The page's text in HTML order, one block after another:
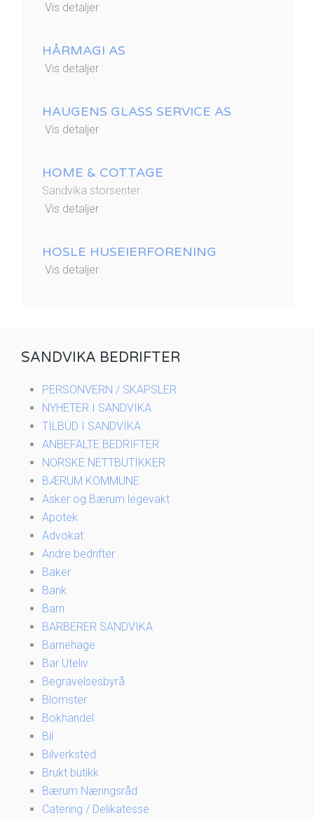
Vis detaljer
HÅRMAGI AS
Vis detaljer
HAUGENS GLASS SERVICE AS
Vis detaljer
HOME & COTTAGE
Sandvika storsenter
Vis detaljer
HOSLE HUSEIERFORENING
Vis detaljer
SANDVIKA BEDRIFTER
PERSONVERN / SKAPSLER
NYHETER I SANDVIKA
TILBUD I SANDVIKA
ANBEFALTE BEDRIFTER
NORSKE NETTBUTIKKER
BÆRUM KOMMUNE
Asker og Bærum legevakt
Apotek
Advokat
Andre bedrifter
Baker
Bank
Barn
BARBERER SANDVIKA
Barnehage
Bar Uteliv
Begravelsesbyrå
Blomster
Bokhandel
Bil
Bilverksted
Brukt butikk
Bærum Næringsråd
Catering / Delikatesse